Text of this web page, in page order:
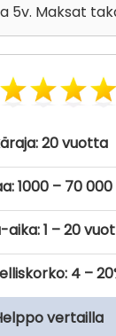
5v. Maksat
20 vuotta
1000 – 70
aika: 1 – 20
4 –
vertailla